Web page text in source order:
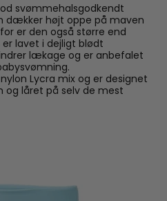
svømmehalsgodkendt
dækker højt oppe på maven
er den også større end
lavet i dejligt blødt
lækage og er anbefalet
Lycra mix og er designet
og låret på selv de mest